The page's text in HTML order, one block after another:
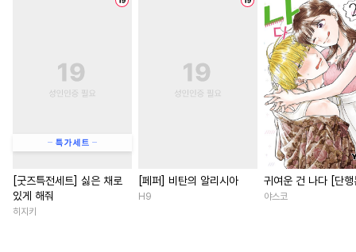
[굿즈특전세트] 싫은 채로
있게 해줘
히지키
[페퍼] 비탄의 알리시아
H9
귀여운 건 나다 [단
야스코